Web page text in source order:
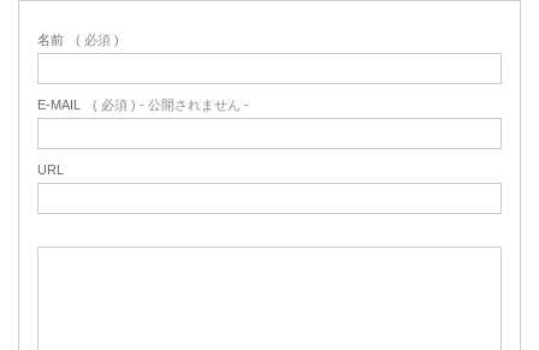
名前 ( 必須 )
E-MAIL ( 必須 ) - 公開されません -
URL